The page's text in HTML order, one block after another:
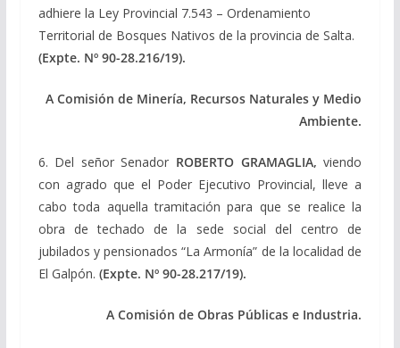
adhiere la Ley Provincial 7.543 – Ordenamiento
Territorial de Bosques Nativos de la provincia de Salta.
(Expte. Nº 90-28.216/19).
A Comisión de Minería, Recursos Naturales y Medio
Ambiente.
6. Del señor Senador ROBERTO GRAMAGLIA,viendo
con agrado que el Poder Ejecutivo Provincial, lleve a
cabo toda aquella tramitación para que se realice la
obra de techado de la sede social del centro de
jubilados y pensionados “La Armonía” de la localidad de
El Galpón. (Expte. Nº 90-28.217/19).
A Comisión de Obras Públicas e Industria.